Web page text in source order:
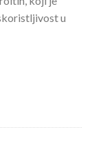
u